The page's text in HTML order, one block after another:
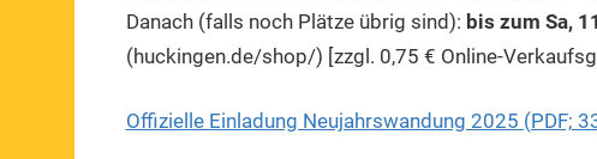
Danach (falls noch Plätze übrig sind): bis zum Sa,
(huckingen.de/shop/) [zzgl. 0,75 € Online-
Offizielle Einladung Neujahrswandung 2025 (PDF;